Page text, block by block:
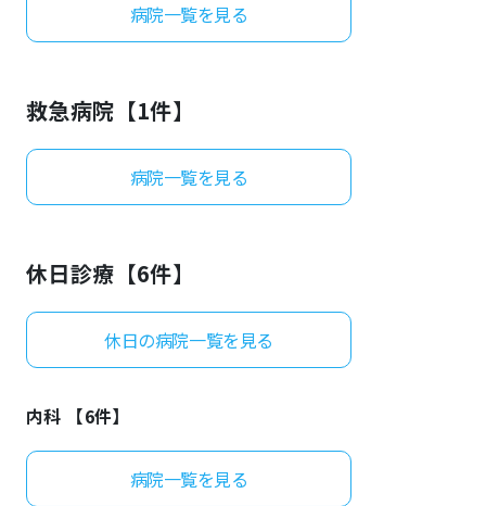
よくあるご質問
病院一覧を見る
救急病院【1件】
病院一覧を見る
休日診療【6件】
休日の病院一覧を見る
内科 【6件】
病院一覧を見る